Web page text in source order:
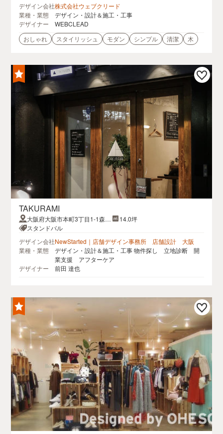
デザイン会社株式会社ウェブクリード
業種・業態
デザイン・設計＆施工・工事
デザイナー
WEBCLEAD
おしゃれ
スタイリッシュ モダン シンプル 清潔 木
TAKURAMI
大阪府大阪市本町3丁目1-1森脇
ビル
14.0坪
スタンドバル
デザイン会社NewStarted｜店舗デザイン事務所 店舗設計 大阪
業種・業態
デザイン・設計＆施工・工事 物件探し 立地診断 開
業支援 アフターケア
デザイナー
前田 達也